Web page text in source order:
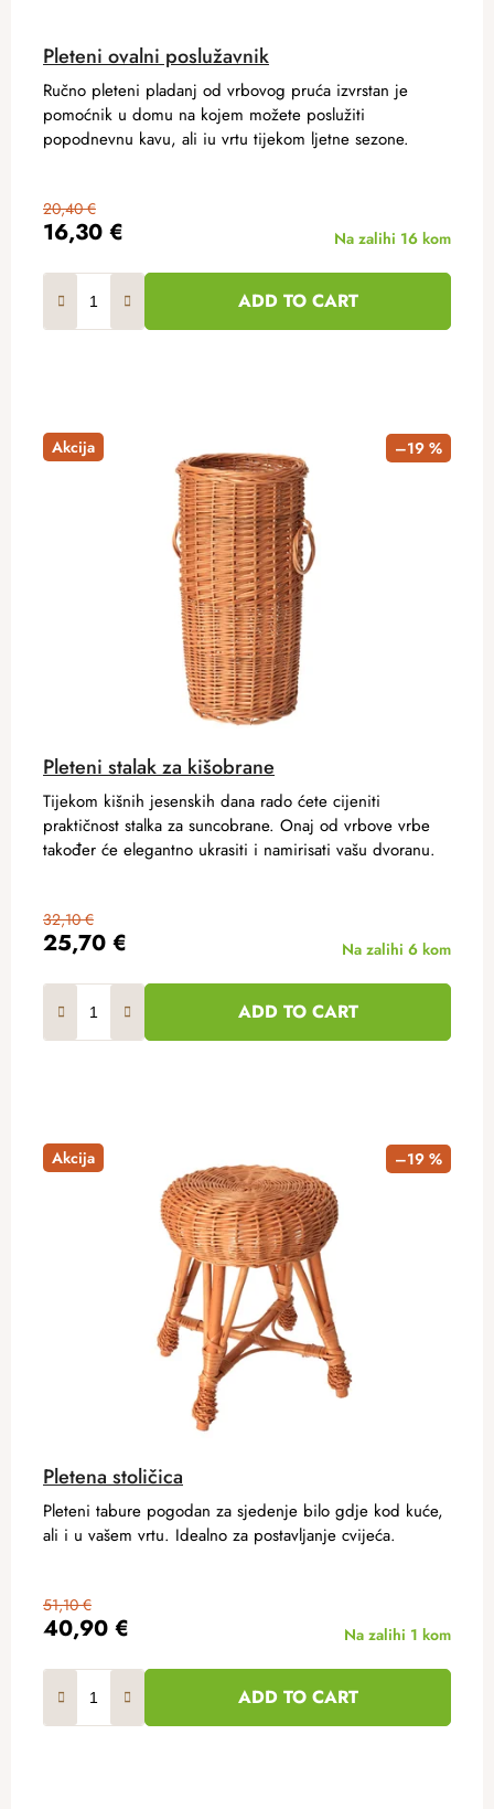
Pleteni ovalni poslužavnik
16,30 €
20,40 €
Na zalihi 16 kom
ADD TO CART
Ručno pleteni pladanj od vrbovog pruća izvrstan je
pomoćnik u domu na kojem možete poslužiti
popodnevnu kavu, ali iu vrtu tijekom ljetne sezone.
Akcija –19 %
Pleteni stalak za kišobrane
25,70 €
32,10 €
Na zalihi 6 kom
ADD TO CART
Tijekom kišnih jesenskih dana rado ćete cijeniti
praktičnost stalka za suncobrane. Onaj od vrbove vrbe
također će elegantno ukrasiti i namirisati vašu dvoranu.
Akcija –19 %
Pletena stoličica
40,90 €
51,10 €
Na zalihi 1 kom
ADD TO CART
Pleteni tabure pogodan za sjedenje bilo gdje kod kuće,
ali i u vašem vrtu. Idealno za postavljanje cvijeća.